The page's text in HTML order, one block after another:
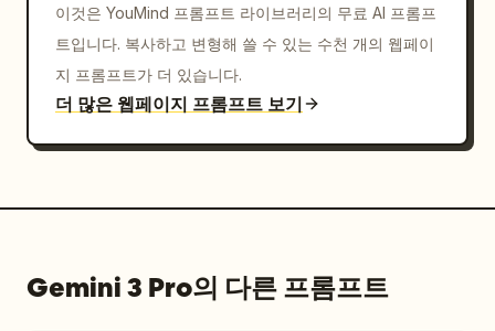
이것은 YouMind 프롬프트 라이브러리의 무료 AI 프롬프
트입니다. 복사하고 변형해 쓸 수 있는 수천 개의 웹페이
지 프롬프트가 더 있습니다.
더 많은 웹페이지 프롬프트 보기
Gemini 3 Pro의 다른 프롬프트